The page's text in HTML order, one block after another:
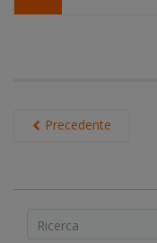
Precedente